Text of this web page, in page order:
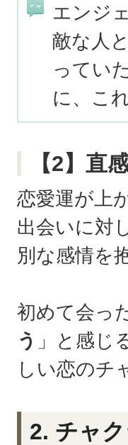
エンジ
敵な人
ってい
に、こ
【2】直
恋愛運が上
出会いに対
別な感情を
初めて会っ
う 」と感じ
しい恋のチ
2. チャ